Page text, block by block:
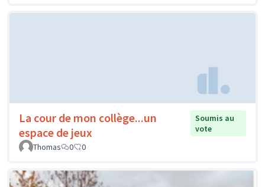
La cour de mon collège...un
espace de jeux
Soumis au
vote
Thomas
0 0